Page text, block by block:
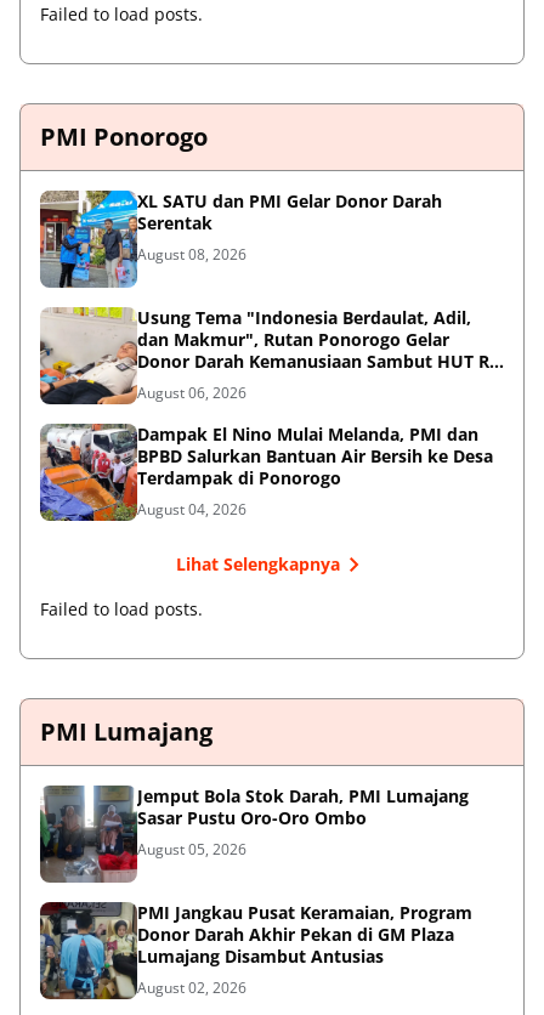
Failed to load posts.
PMI Ponorogo
XL SATU dan PMI Gelar Donor Darah
Serentak
August 08, 2026
Usung Tema "Indonesia Berdaulat, Adil,
dan Makmur", Rutan Ponorogo Gelar
Donor Darah Kemanusiaan Sambut HUT RI
ke-81
August 06, 2026
Dampak El Nino Mulai Melanda, PMI dan
BPBD Salurkan Bantuan Air Bersih ke Desa
Terdampak di Ponorogo
August 04, 2026
Lihat Selengkapnya
Failed to load posts.
PMI Lumajang
Jemput Bola Stok Darah, PMI Lumajang
Sasar Pustu Oro-Oro Ombo
August 05, 2026
PMI Jangkau Pusat Keramaian, Program
Donor Darah Akhir Pekan di GM Plaza
Lumajang Disambut Antusias
August 02, 2026